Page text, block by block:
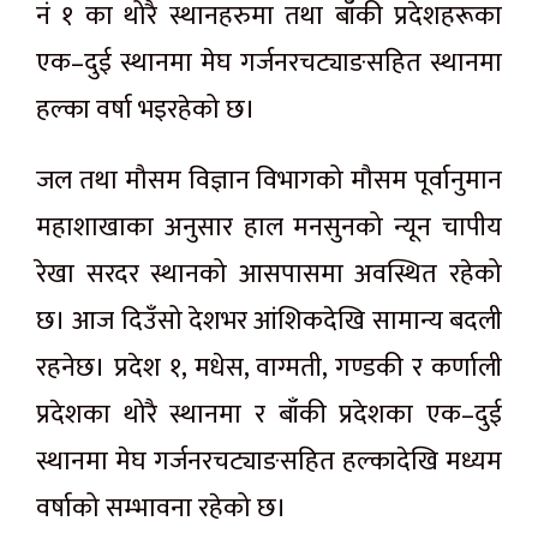
नं १ का थोरै स्थानहरुमा तथा बाँकी प्रदेशहरूका
एक–दुई स्थानमा मेघ गर्जनरचट्याङसहित स्थानमा
हल्का वर्षा भइरहेको छ।
जल तथा मौसम विज्ञान विभागको मौसम पूर्वानुमान
महाशाखाका अनुसार हाल मनसुनको न्यून चापीय
रेखा सरदर स्थानको आसपासमा अवस्थित रहेको
छ। आज दिउँसो देशभर आंशिकदेखि सामान्य बदली
रहनेछ। प्रदेश १, मधेस, वाग्मती, गण्डकी र कर्णाली
प्रदेशका थोरै स्थानमा र बाँकी प्रदेशका एक–दुई
स्थानमा मेघ गर्जनरचट्याङसहित हल्कादेखि मध्यम
वर्षाको सम्भावना रहेको छ।